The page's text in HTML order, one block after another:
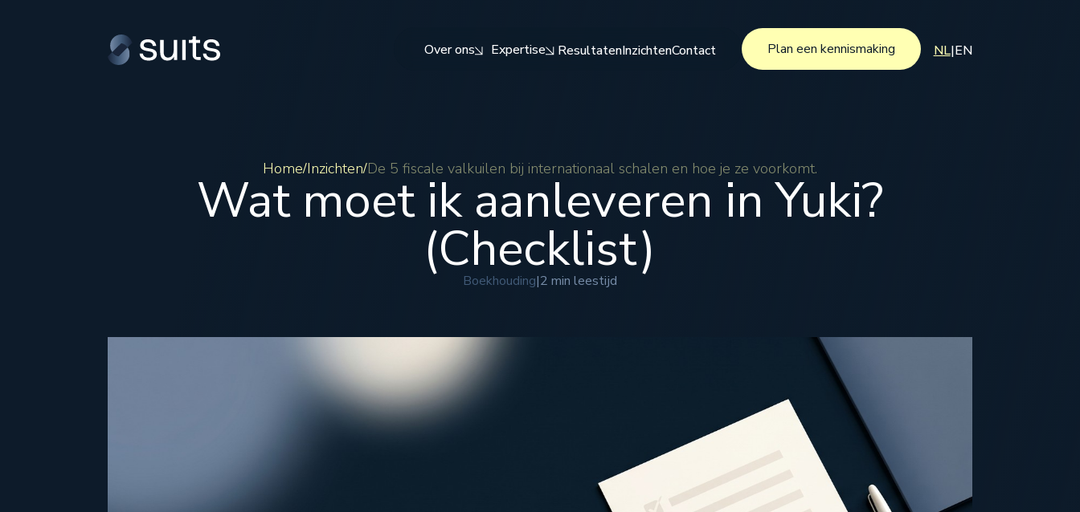
Home/Inzichten/De 5 fiscale valkuilen bij internationaal schalen en hoe je ze voorkomt.
Wat moet ik aanleveren in Yuki?
(Checklist)
Boekhouding|2 min leestijd
Over ons Expertise ResultatenInzichtenContact Plan een kennismaking NL|EN